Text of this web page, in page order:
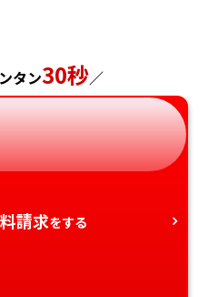
奈川県
長野県
阜県
岡県
知県
県
良県
山県
県
口県
島県
川県
崎県
本県
分県
崎県
タン30秒／
請求をする